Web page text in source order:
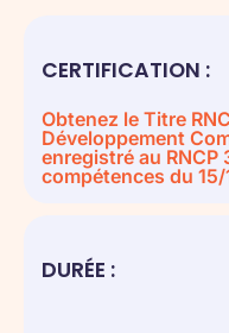
CERTIFICATION :
Obtenez le Titre
Développement
enregistré au RNCP
compétences du
DURÉE :